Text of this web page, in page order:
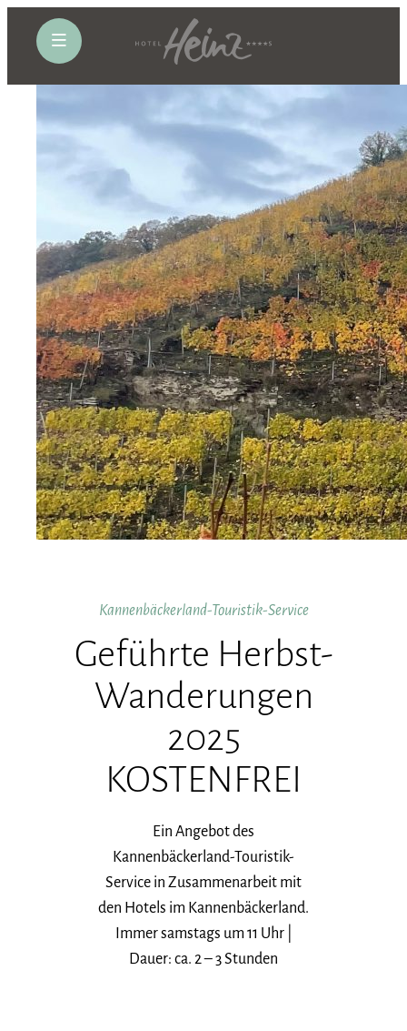
öffne Navigation
Kannenbäckerland-Touristik-Service
Geführte Herbst-
Wanderungen
2025
KOSTENFREI
Ein Angebot des
Kannenbäckerland-Touristik-
Service in Zusammenarbeit mit
den Hotels im Kannenbäckerland.
Immer samstags um 11 Uhr |
Dauer: ca. 2 – 3 Stunden